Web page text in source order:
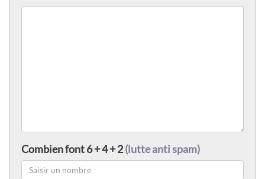
Combien font 6 + 4 + 2(lutte anti spam)